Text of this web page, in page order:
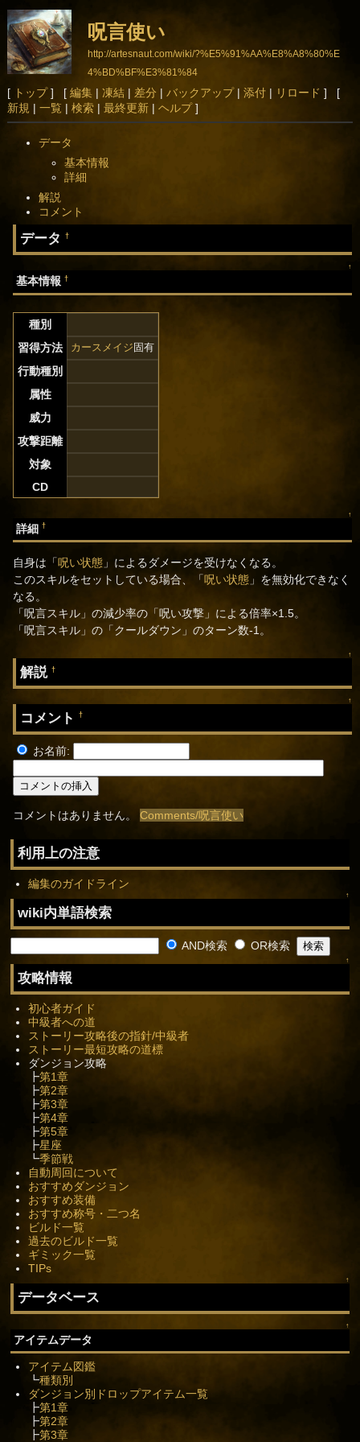
呪言使い
http://artesnaut.com/wiki/?%E5%91%AA%E8%A8%80%E
4%BD%BF%E3%81%84
[ トップ] [ 編集| 凍結| 差分 | バックアップ| 添付| リロード ] [
新規 | 一覧 | 検索| 最終更新| ヘルプ]
データ
基本情報
詳細
解説
コメント
データ†
↑
基本情報†
種別
習得方法
カースメイジ 固有
行動種別
属性
威力
攻撃距離
対象
CD
↑
詳細†
自身は「呪い状態 」によるダメージを受けなくなる。
このスキルをセットしている場合、「呪い状態 」を無効化できなく
なる。
「呪言スキル」の減少率の「呪い攻撃」による倍率×1.5。
「呪言スキル」の「クールダウン」のターン数-1。
↑
解説†
↑
コメント†
お名前:
コメントはありません。Comments/呪言使い
利用上の注意
編集のガイドライン
↑
wiki内単語検索
AND検索 OR検索
↑
攻略情報
初心者ガイド
中級者への道
ストーリー攻略後の指針/中級者
ストーリー最短攻略の道標
ダンジョン攻略
┣第1章
┣第2章
┣第3章
┣第4章
┣第5章
┣星座
┗季節戦
自動周回について
おすすめダンジョン
おすすめ装備
おすすめ称号・二つ名
ビルド一覧
過去のビルド一覧
ギミック一覧
TIPs
↑
データベース
↑
アイテムデータ
アイテム図鑑
┗種類別
ダンジョン別ドロップアイテム一覧
┣第1章
┣第2章
┣第3章